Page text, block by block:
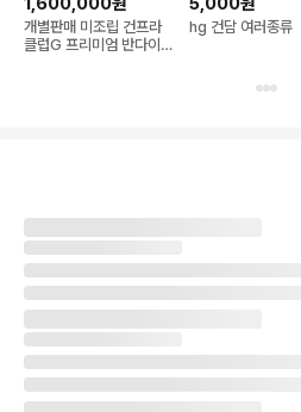
개별판매 미조립 건프라
클럽G 프리미엄 반다이
hg 건담 여러종류